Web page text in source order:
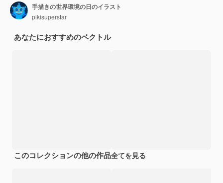
手描きの世界環境の日のイラスト
pikisuperstar
あなたにおすすめのベクトル
このコレクションの他の作品全てを見る